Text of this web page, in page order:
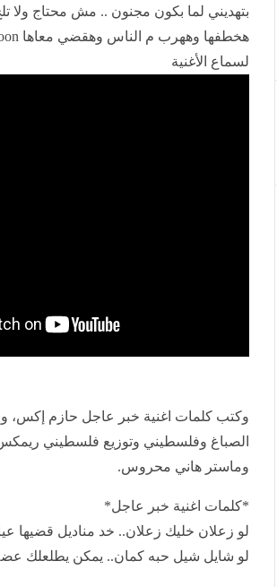
بتهديني لما بكون مجنون .. مش محتاج ولا
هخطفها وههرب م الناس وهقضي معاها Honey moon
لسماع الأغنية
وكتب كلمات اغنية خبر عاجل حازم إكس،
الصباغ وفلسطيني وتوزيع فلسطيني
وماستر هاني محروس.
*كلمات اغنية خبر عاجل*
لو زعلان خليك زعلان.. خد مناديل قضيها
لو شايل شيل حبه كمان.. يمكن يطلعلك